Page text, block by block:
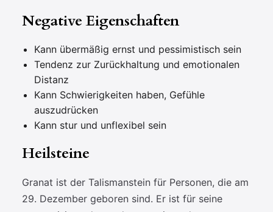
Negative Eigenschaften
Kann übermäßig ernst und pessimistisch sein
Tendenz zur Zurückhaltung und emotionalen
Distanz
Kann Schwierigkeiten haben, Gefühle
auszudrücken
Kann stur und unflexibel sein
Heilsteine
Granat ist der Talismanstein für Personen, die am
29. Dezember geboren sind. Er ist für seine